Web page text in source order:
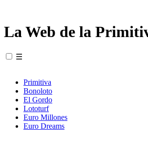
La Web de la
☰
Primitiva
Bonoloto
El Gordo
Lototurf
Euro Millones
Euro Dreams